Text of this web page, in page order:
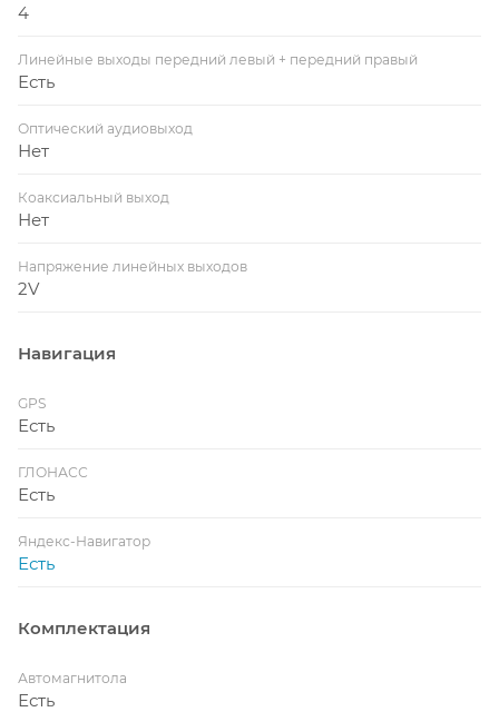
4
Линейные выходы передний левый + передний правый
Есть
Оптический аудиовыход
Нет
Коаксиальный выход
Нет
Напряжение линейных выходов
2V
Навигация
GPS
Есть
ГЛОНАСС
Есть
Яндекс-Навигатор
Есть
Комплектация
Автомагнитола
Есть